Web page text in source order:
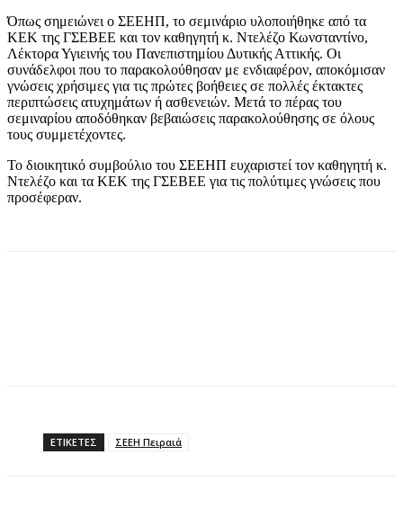
Όπως σημειώνει ο ΣΕΕΗΠ, το σεμινάριο υλοποιήθηκε από τα
ΚΕΚ της ΓΣΕΒΕΕ και τον καθηγητή κ. Ντελέζο Κωνσταντίνο,
Λέκτορα Υγιεινής του Πανεπιστημίου Δυτικής Αττικής. Οι
συνάδελφοι που το παρακολούθησαν με ενδιαφέρον, αποκόμισαν
γνώσεις χρήσιμες για τις πρώτες βοήθειες σε πολλές έκτακτες
περιπτώσεις ατυχημάτων ή ασθενειών. Μετά το πέρας του
σεμιναρίου αποδόθηκαν βεβαιώσεις παρακολούθησης σε όλους
τους συμμετέχοντες.
Το διοικητικό συμβούλιο του ΣΕΕΗΠ ευχαριστεί τον καθηγητή κ.
Ντελέζο και τα ΚΕΚ της ΓΣΕΒΕΕ για τις πολύτιμες γνώσεις που
προσέφεραν.
ΕΤΙΚΕΤΕΣ ΣΕΕΗ Πειραιά